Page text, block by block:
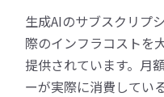
生成AIのサブスクリプ
際のインフラコストを
提供されています。月
ーが実際に消費してい